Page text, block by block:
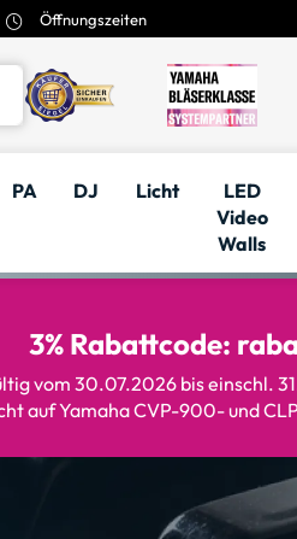
Öffnungszeiten
PA DJ Licht
LED
Video
Walls
3% Rabattcode:
vom 30.07.2026 bis einschl.
auf Yamaha CVP-900- und